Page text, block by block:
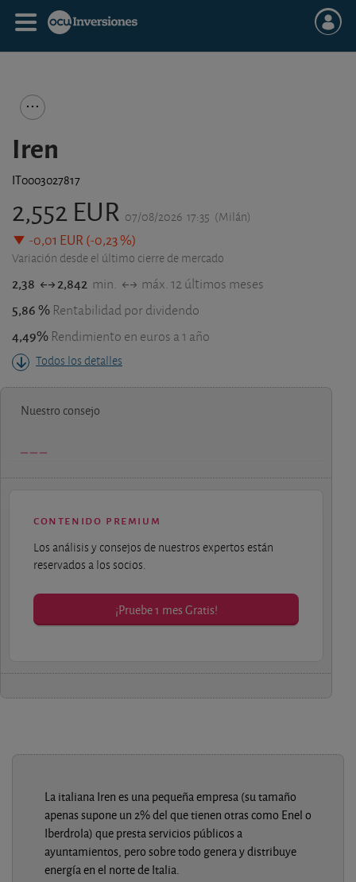
Iren
IT0003027817
2,552 EUR 07/08/2026 17:35 (Milán)
-0,01 EUR (-0,23 %)
Variación desde el último cierre de mercado
2,38 2,842 min. máx. 12 últimos meses
5,86 % Rentabilidad por dividendo
4,49% Rendimiento en euros a 1 año
Todos los detalles
Nuestro consejo
contenido premium
Los análisis y consejos de nuestros expertos están
reservados a los socios.
¡Pruebe 1 mes Gratis!
La italiana Iren es una pequeña empresa (su tamaño
apenas supone un 2% del que tienen otras como Enel o
Iberdrola) que presta servicios públicos a
ayuntamientos, pero sobre todo genera y distribuye
energía en el norte de Italia.